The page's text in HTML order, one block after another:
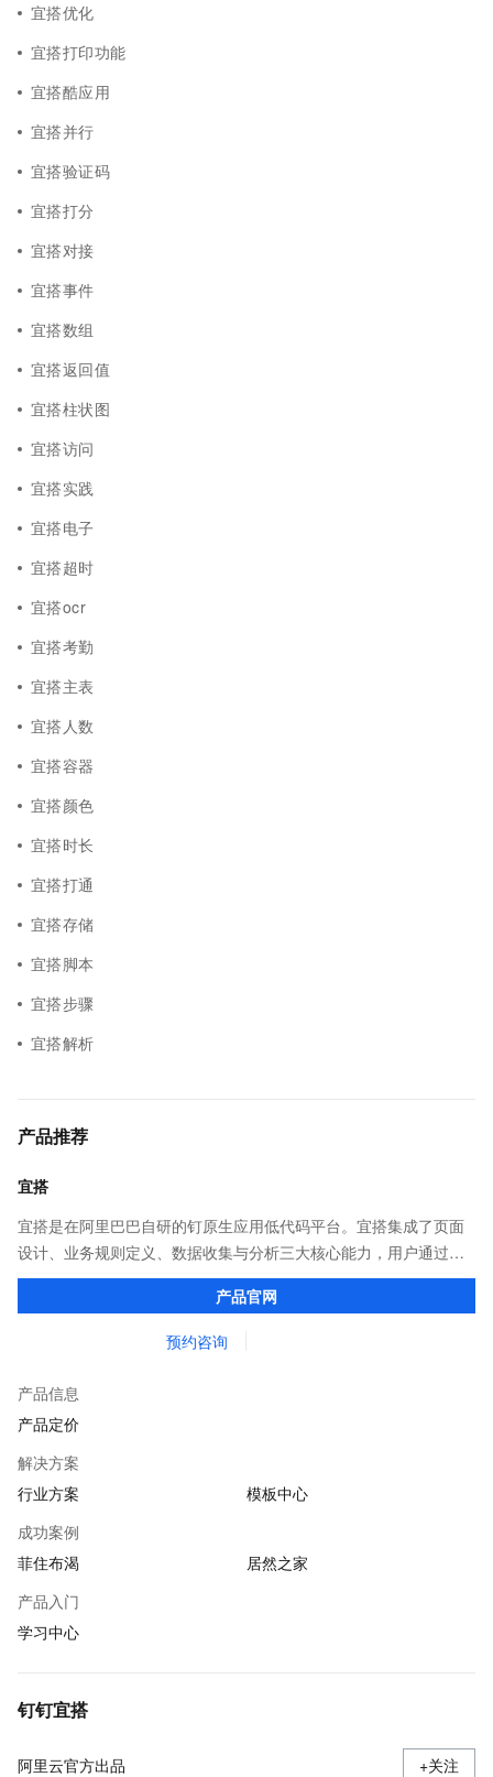
宜搭优化
宜搭打印功能
宜搭酷应用
宜搭并行
宜搭验证码
宜搭打分
宜搭对接
宜搭事件
宜搭数组
宜搭返回值
宜搭柱状图
宜搭访问
宜搭实践
宜搭电子
宜搭超时
宜搭ocr
宜搭考勤
宜搭主表
宜搭人数
宜搭容器
宜搭颜色
宜搭时长
宜搭打通
宜搭存储
宜搭脚本
宜搭步骤
宜搭解析
产品推荐
宜搭
宜搭是在阿里巴巴自研的钉原生应用低代码平台。宜搭集成了页面
设计、业务规则定义、数据收集与分析三大核心能力，用户通过简
单的拖拽、配置，即可完成业务应用的搭建，让企业、政府、教育
产品官网
预约咨询
产品信息
产品定价
解决方案
行业方案
模板中心
成功案例
菲住布渴
居然之家
产品入门
学习中心
钉钉宜搭
阿里云官方出品 +关注